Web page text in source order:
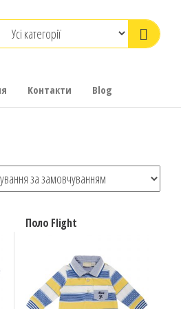
Контакти Blog
Поло Flight